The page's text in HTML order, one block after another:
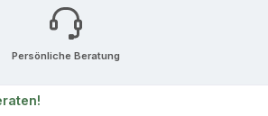
Persönliche Beratung